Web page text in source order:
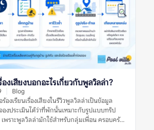
าง หรือค่าหักเงินมัดจำหลังเช็กเอาต์ คำว่า “ค่าใช้
ยความว่าทุกรายการเป็นการเอาเปรียบเสมอไป
ป็นค่าใช้จ่ายปกติของที่พัก แต่กลายเป็นปัญหา
ก่อนจอง หรือผู้เข้าพักไม่ได้อ่านเงื่อนไขให้ครบ
รบอกชัดว่า ค่าใช้จ่ายนั้นคืออะไร ถูกแจ้งไว้ก่อน
ะเงื่อนไขใด และเจ้าของที่พักอธิบายอย่างไร หาก
มีค่าใช้จ่ายแอบแฝง” แต่ไม่บอกบริบท ควรอ่าน
สรุป ทำไมข้อร้องเรียนเรื่องค่าใช้จ่ายแฝงจึง
กเป็นที่พักสำหรับกลุ่มเพื่อน ครอบครัว หรือ
ร์ค่าใช้จ่ายกัน หากมีค่าใช้จ่ายเพิ่มที่ไม่ได้
ให้เกิดความไม่พอใจในกลุ่ม หรือทำให้งบประมาณ
อร้องเรียนเรื่องค่าใช้จ่ายแฝงของพูลวิลล่ายังช่วย
ใสของที่พัก หากที่พักแจ้งราคาชัดเจน อธิบาย
องเสียงบอกอะไรเกี่ยวกับพูลวิลล่า?
Blog
องเรียนเรื่องเสียงในรีวิวพูลวิลล่าเป็นข้อมูล
งประเมินได้ว่าที่พักนั้นเหมาะกับรูปแบบทริป
เพราะพูลวิลล่ามักใช้สำหรับกลุ่มเพื่อน ครอบครัว